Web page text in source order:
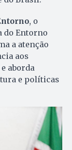
, o
do Entorno
a atenção
aos
aborda
e políticas